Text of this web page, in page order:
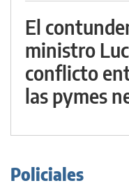
El
ministro
conflicto
las pymes
Policiales